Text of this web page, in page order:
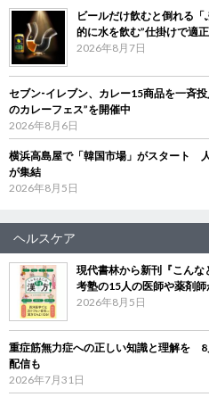
ビールだけ飲むと倒れる
的に水を飲む”仕掛けで適
2026年8月7日
セブン‐イレブン、カレー15商品を一斉
のカレーフェス”を開催中
2026年8月6日
横浜高島屋で「韓国市場」がスタート
が集結
2026年8月5日
ヘルスケア
現代書林から新刊『こん
考塾の15人の医師や薬剤師
2026年8月5日
重症筋無力症への正しい知識と理解を
配信も
2026年7月31日